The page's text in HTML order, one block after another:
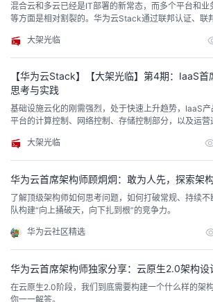
混合云和多云已经是IT部署的新常态，而多个平台和业
等方面是相对割裂的。华为云Stack通过联邦认证、联
达成降本增效的目的。
大架光临
【华为云Stack】【大架光临】第4期：IaaS
思考与实践
基础设施云化的刚需强烈，处于快速上升趋势，IaaS
平台的计算控制、网络控制、存储控制部分，以及运
云Stack IaaS的设计思考与实践，基于公有云先进的架
用重构改造+积木式搭配+抽屉式替换等方式，健康的
大架光临
华为云首席架构师顾炯炯：敢为人先，探索架
了解顶级架构师如何思考问题，如何打破常规、持续不
队构建“向上捅破天，向下扎到根”的竞争力。
华为云社区精选
华为云首席架构师独家分享：云原生2.0架构
在云原生2.0阶段，我们到底需要构建一个什么样的架
你一一解答。